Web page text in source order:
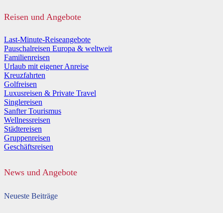
Reisen und Angebote
Last-Minute-Reiseangebote
Pauschalreisen Europa & weltweit
Familienreisen
Urlaub mit eigener Anreise
Kreuzfahrten
Golfreisen
Luxusreisen & Private Travel
Singlereisen
Sanfter Tourismus
Wellnessreisen
Städtereisen
Gruppenreisen
Geschäftsreisen
News und Angebote
Neueste Beiträge